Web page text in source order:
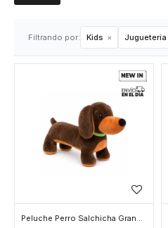
Filtrando por: Kids Juguetería
Peluche Perro Salchicha Grande - Grande